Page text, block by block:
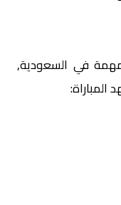
في السعودية,